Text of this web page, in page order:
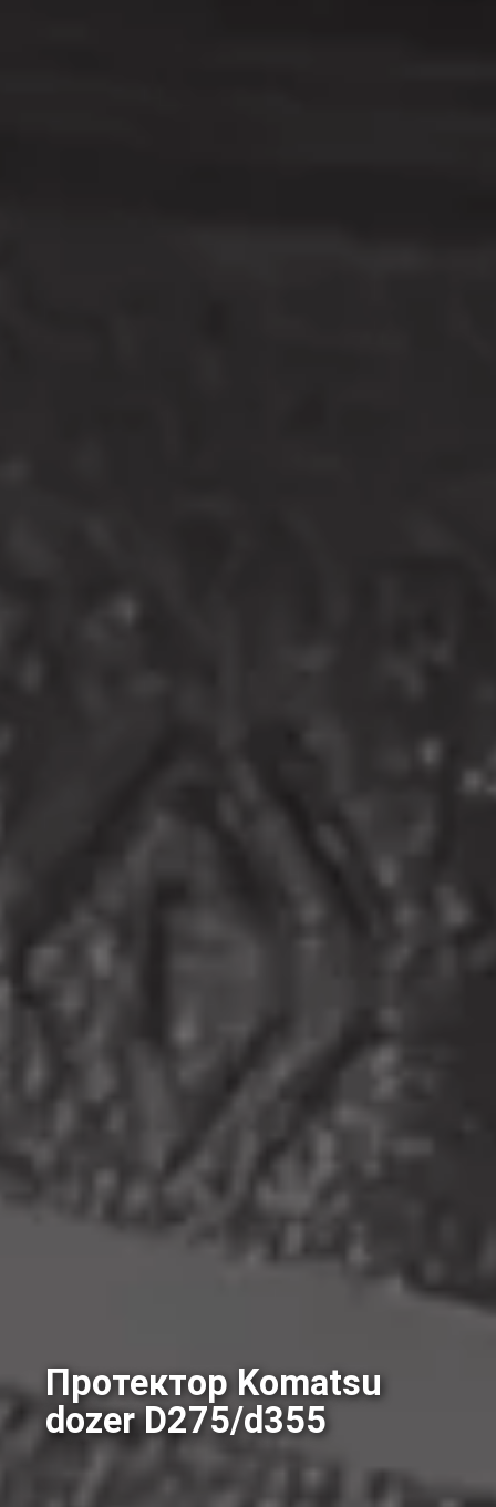
Протектор Komatsu
dozer D275/d355